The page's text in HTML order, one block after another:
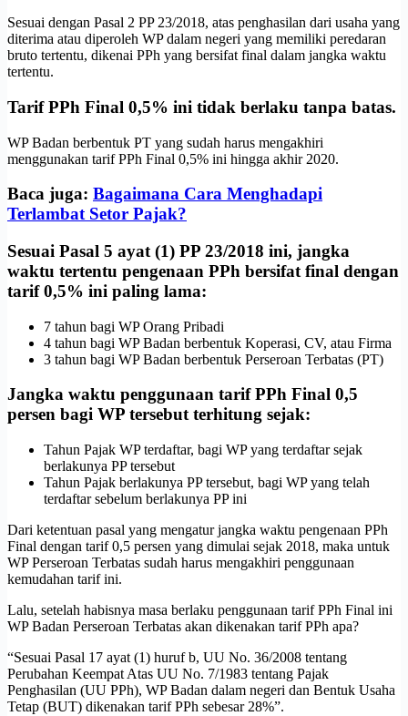
Sesuai dengan Pasal 2 PP 23/2018, atas penghasilan dari usaha yang
diterima atau diperoleh WP dalam negeri yang memiliki peredaran
bruto tertentu, dikenai PPh yang bersifat final dalam jangka waktu
tertentu.
Tarif PPh Final 0,5% ini tidak berlaku tanpa batas.
WP Badan berbentuk PT yang sudah harus mengakhiri
menggunakan tarif PPh Final 0,5% ini hingga akhir 2020.
Baca juga: Bagaimana Cara Menghadapi
Terlambat Setor Pajak?
Sesuai Pasal 5 ayat (1) PP 23/2018 ini, jangka
waktu tertentu pengenaan PPh bersifat final dengan
tarif 0,5% ini paling lama:
7 tahun bagi WP Orang Pribadi
4 tahun bagi WP Badan berbentuk Koperasi, CV, atau Firma
3 tahun bagi WP Badan berbentuk Perseroan Terbatas (PT)
Jangka waktu penggunaan tarif PPh Final 0,5
persen bagi WP tersebut terhitung sejak:
Tahun Pajak WP terdaftar, bagi WP yang terdaftar sejak
berlakunya PP tersebut
Tahun Pajak berlakunya PP tersebut, bagi WP yang telah
terdaftar sebelum berlakunya PP ini
Dari ketentuan pasal yang mengatur jangka waktu pengenaan PPh
Final dengan tarif 0,5 persen yang dimulai sejak 2018, maka untuk
WP Perseroan Terbatas sudah harus mengakhiri penggunaan
kemudahan tarif ini.
Lalu, setelah habisnya masa berlaku penggunaan tarif PPh Final ini
WP Badan Perseroan Terbatas akan dikenakan tarif PPh apa?
“Sesuai Pasal 17 ayat (1) huruf b, UU No. 36/2008 tentang
Perubahan Keempat Atas UU No. 7/1983 tentang Pajak
Penghasilan (UU PPh), WP Badan dalam negeri dan Bentuk Usaha
Tetap (BUT) dikenakan tarif PPh sebesar 28%”.